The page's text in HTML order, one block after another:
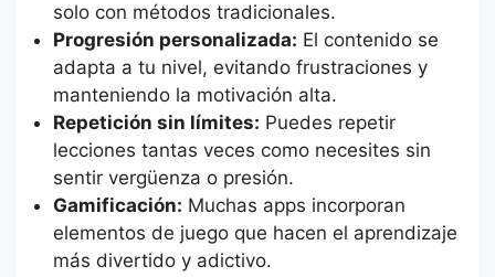
solo con métodos tradicionales.
Progresión personalizada: El contenido se
adapta a tu nivel, evitando frustraciones y
manteniendo la motivación alta.
Repetición sin límites: Puedes repetir
lecciones tantas veces como necesites sin
sentir vergüenza o presión.
Gamificación: Muchas apps incorporan
elementos de juego que hacen el aprendizaje
más divertido y adictivo.